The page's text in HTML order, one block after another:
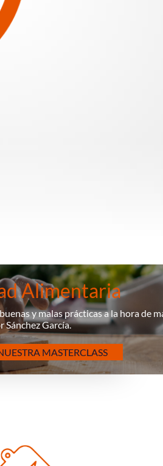
Alimentaria
y malas prácticas a la hora de
Sánchez García.
MASTERCLASS